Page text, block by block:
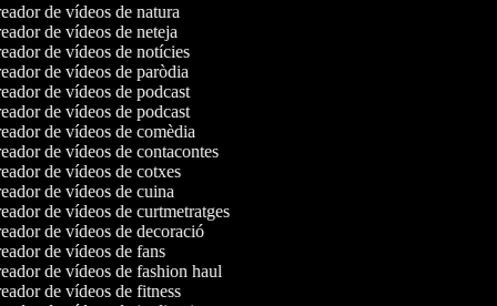
de vídeos de natura
de vídeos de neteja
de vídeos de notícies
de vídeos de paròdia
de vídeos de podcast
de vídeos de podcast
de vídeos de comèdia
de vídeos de contacontes
de vídeos de cotxes
de vídeos de cuina
de vídeos de curtmetratges
de vídeos de decoració
de vídeos de fans
de vídeos de fashion haul
de vídeos de fitness